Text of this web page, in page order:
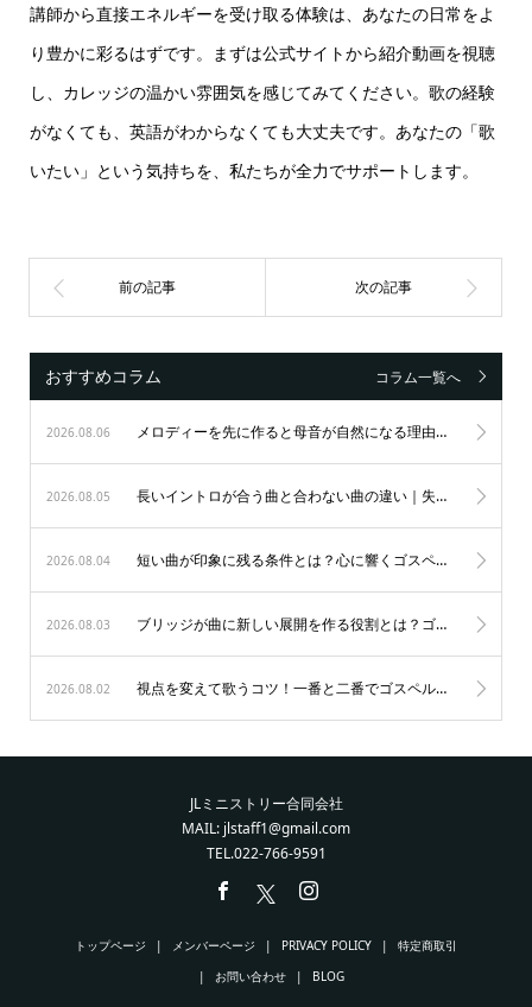
講師から直接エネルギーを受け取る体験は、あなたの日常をよ
り豊かに彩るはずです。まずは公式サイトから紹介動画を視聴
し、カレッジの温かい雰囲気を感じてみてください。歌の経験
がなくても、英語がわからなくても大丈夫です。あなたの「歌
いたい」という気持ちを、私たちが全力でサポートします。
おすすめコラム コラム一覧へ
2026.08.06 メロディーを先に作ると母音が自然になる理由｜歌唱力を劇的に変えるゴスペルの秘訣
2026.08.05 長いイントロが合う曲と合わない曲の違い｜失敗を防ぐ表現の極意
2026.08.04 短い曲が印象に残る条件とは？心に響くゴスペルの表現力を磨く秘訣
2026.08.03 ブリッジが曲に新しい展開を作る役割とは？ゴスペルを劇的に変える5つの秘訣
2026.08.02 視点を変えて歌うコツ！一番と二番でゴスペルの表現を深める4ステップ
JLミニストリー合同会社
MAIL: jlstaff1@gmail.com
TEL.022-766-9591
トップページ メンバーページ PRIVACY POLICY
特定商取引
お問い合わせ
BLOG